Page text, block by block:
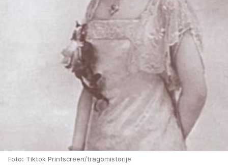
Foto: Tiktok Printscreen/tragomistorije